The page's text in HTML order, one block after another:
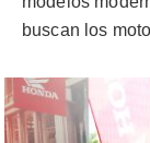
buscan los